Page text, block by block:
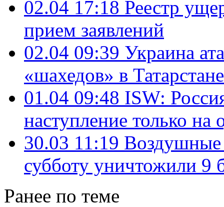
02.04 17:18 Реестр
прием заявлений
02.04 09:39 Украина
«шахедов» в Татарстане
01.04 09:48 ISW:
наступление только на
30.03 11:19 Воздушные
субботу уничтожили 9
Ранее по теме